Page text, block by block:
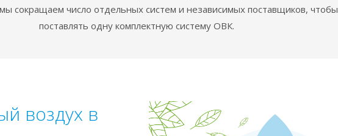
сокращаем число отдельных систем и независимых поставщиков, чтобы
поставлять одну комплектную систему ОВК.
воздух в